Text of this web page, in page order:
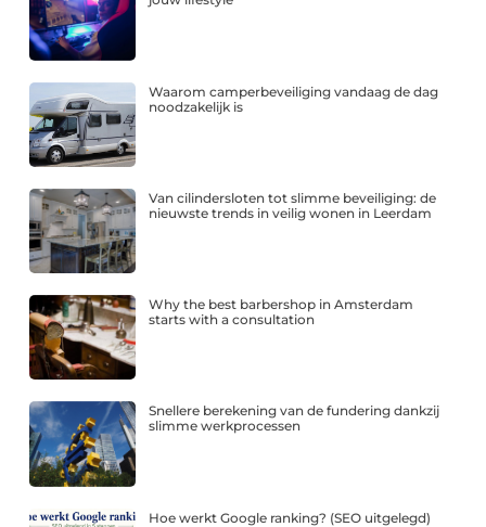
Waarom camperbeveiliging vandaag de dag
noodzakelijk is
Van cilindersloten tot slimme beveiliging: de
nieuwste trends in veilig wonen in Leerdam
Why the best barbershop in Amsterdam
starts with a consultation
Snellere berekening van de fundering dankzij
slimme werkprocessen
Hoe werkt Google ranking? (SEO uitgelegd)